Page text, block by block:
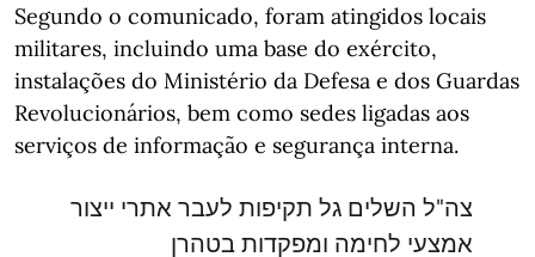
Segundo o comunicado, foram atingidos locais
militares, incluindo uma base do exército,
instalações do Ministério da Defesa e dos Guardas
Revolucionários, bem como sedes ligadas aos
serviços de informação e segurança interna.
צה"ל השלים גל תקיפות לעבר אתרי ייצור
אמצעי לחימה ומפקדות בטהרן